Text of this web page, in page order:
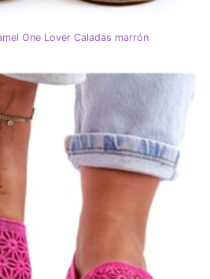
One Lover Caladas marrón